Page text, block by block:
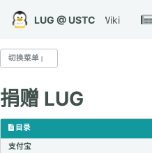
LUG @ USTC
Wiki
切换菜单
LUG @ USTC
关于我们
捐赠 LUG
目录
支付宝